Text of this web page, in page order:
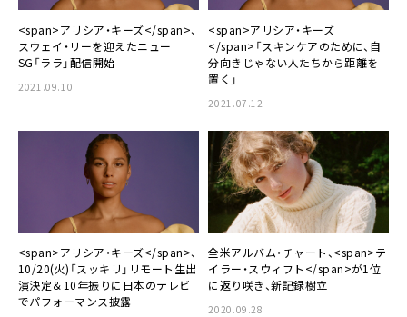
<span>アリシア・キーズ</span>、
スウェイ・リーを迎えたニュー
SG「ララ」配信開始
2021.09.10
<span>アリシア・キーズ
</span>「スキンケアのために、自
分向きじゃない人たちから距離を
置く」
2021.07.12
<span>アリシア・キーズ</span>、
10/20(火)「スッキリ」リモート生出
演決定＆10年振りに日本のテレビ
でパフォーマンス披露
全米アルバム・チャート、<span>テ
イラー・スウィフト</span>が1位
に返り咲き、新記録樹立
2020.09.28